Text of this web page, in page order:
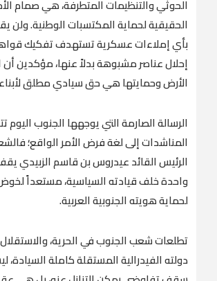
الحوثي والتنظيمات المتطرفة، هي صمام
الحقيقية لحماية المكتسبات الوطنية. ولن
بأي إملاءات عسكرية تستهدف تفكيك
إحلال عناصر مشبوهة بدلاً عنها، مؤكدين
الأرض وحمايتها هي حق سيادي مطلق
الرسالة الصارمة التي يوجهها الجنوب اليوم
المناشدات إلى لغة فرض الأمر الواقع؛
الرئيس القائد عيدروس بن قاسم الزبيدي
واحدة خلف قيادته السياسية، مستعداً
لحماية هويته الجنوبية العربية.
تطلعات شعب الجنوب في الحرية،
دولته الفيدرالية المستقلة كاملة السيادة،